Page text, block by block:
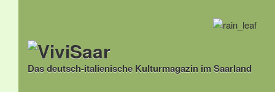
Das deutsch-italienische Kulturmagazin im Saarland